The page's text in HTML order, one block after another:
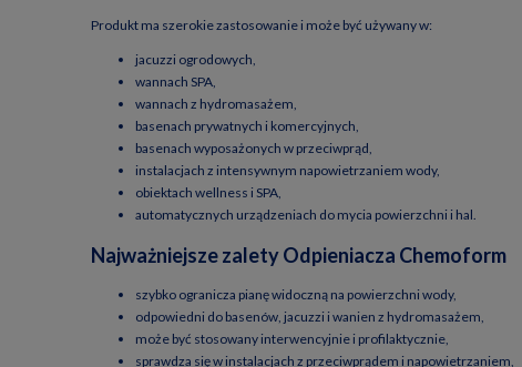
Produkt ma szerokie zastosowanie i może być używany w:
jacuzzi ogrodowych,
wannach SPA,
wannach z hydromasażem,
basenach prywatnych i komercyjnych,
basenach wyposażonych w przeciwprąd,
instalacjach z intensywnym napowietrzaniem wody,
obiektach wellness i SPA,
automatycznych urządzeniach do mycia powierzchni i hal.
Najważniejsze zalety Odpieniacza Chemoform
szybko ogranicza pianę widoczną na powierzchni wody,
odpowiedni do basenów, jacuzzi i wanien z hydromasażem,
może być stosowany interwencyjnie i profilaktycznie,
sprawdza się w instalacjach z przeciwprądem i napowietrzaniem,